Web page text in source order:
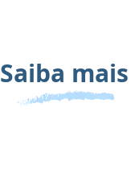
Saiba mais